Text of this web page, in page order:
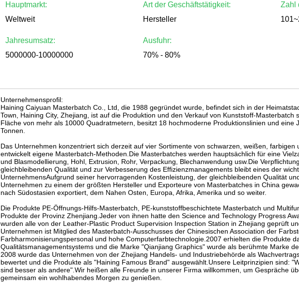
Hauptmarkt:
Weltweit
Art der Geschäftstätigkeit:
Hersteller
Zahl
Jahresumsatz:
5000000-10000000
Ausfuhr:
70% - 80%
Unternehmensprofil:
Haining Caiyuan Masterbatch Co., Ltd, die 1988 gegründet wurde, befindet sich in der
Town, Haining City, Zhejiang, ist auf die Produktion und den Verkauf von Kunststoff-Masterbatch
Fläche von mehr als 10000 Quadratmetern, besitzt 18 hochmoderne Produktionslinien und eine
Tonnen.
Das Unternehmen konzentriert sich derzeit auf vier Sortimente von schwarzen, weißen, farbigen
entwickelt eigene Masterbatch-Methoden.Die Masterbatches werden hauptsächlich für eine
und Blasmodellierung, Hohl, Extrusion, Rohr, Verpackung, Blechanwendung usw.Die
gleichbleibenden Qualität und zur Verbesserung des Effizienzmanagements bleibt eines der
UnternehmensAufgrund seiner hervorragenden Kostenleistung, der gleichbleibenden Qualität
Unternehmen zu einem der größten Hersteller und Exporteure von Masterbatches in China
nach Südostasien exportiert, dem Nahen Osten, Europa, Afrika, Amerika und so weiter.
Die Produkte PE-Öffnungs-Hilfs-Masterbatch, PE-kunststoffbeschichtete Masterbatch und
Produkte der Provinz Zhenjiang.Jeder von ihnen hatte den Science and Technology Progress
wurden alle von der Leather-Plastic Product Supervision Inspection Station in Zhejiang geprüft
Unternehmen ist Mitglied des Masterbatch-Ausschusses der Chinesischen Association der
Farbharmonisierungspersonal und hohe Computerfarbtechnologie.2007 erhielten die Produkte
Qualitätsmanagementsystems und die Marke "Qianjiang Graphics" wurde als berühmte Marke
2008 wurde das Unternehmen von der Zhejiang Handels- und Industriebehörde als
bewertet und die Produkte als "Haining Famous Brand" ausgewählt.Unsere Leitprinzipien sind:
sind besser als andere".Wir heißen alle Freunde in unserer Firma willkommen, um Gespräche
gemeinsam ein wohlhabendes Morgen zu genießen.